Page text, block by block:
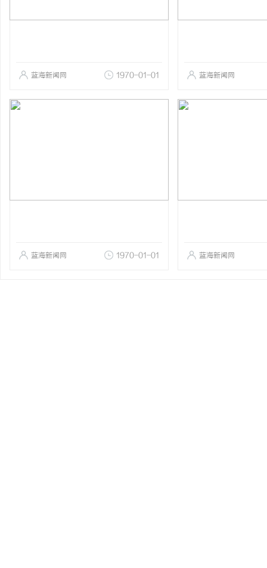
蓝海新闻网 1970-01-01 蓝海新闻网
蓝海新闻网 1970-01-01 蓝海新闻网